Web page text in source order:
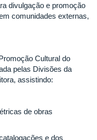
divulgação e promoção
comunidades externas,
Cultural do
pelas Divisões da
assistindo:
de obras
e dos